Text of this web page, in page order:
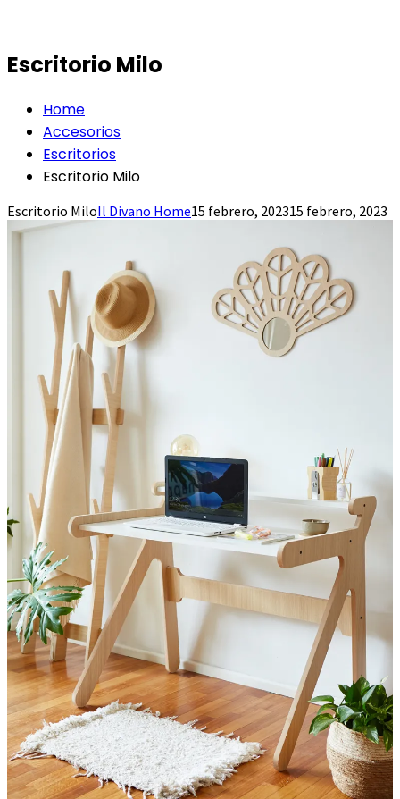
Escritorio Milo
Home
Accesorios
Escritorios
Escritorio Milo
Escritorio MiloIl Divano Home15 febrero, 202315 febrero, 2023